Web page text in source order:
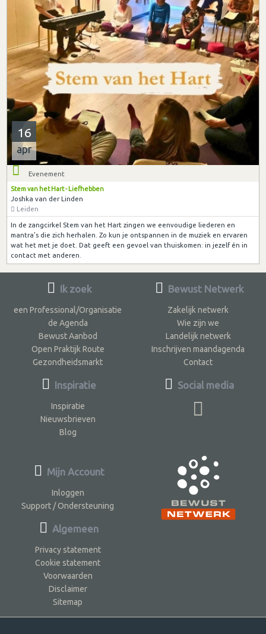
16
apr
Evenement
Stem van het Hart - Liefhebben
Joshka van der Linden
Leiden
In de zangcirkel Stem van het Hart zingen we eenvoudige liederen en
mantra’s die zich herhalen. Zo kun je ontspannen in de muziek en ervaren
wat het met je doet. Dat geeft een gevoel van thuiskomen: in jezelf én in
contact met anderen.
Ik zoek
een Professional/Organisatie
de Agenda
Bewust Aanbod
Open Praktijk Route
Gezondheidsmarkt
Inspiratie
Inspiratie
Nieuwsbrieven
Blog
Bewust Netwerk
Zakelijk netwerk
Wie zijn we
Landelijk netwerk
Inschrijven maandagenda
Contact
Social media
Mijn Account
Inloggen
Support / Ondersteuning
Algemeen
Privacy statement
Cookie statement
Voorwaarden
Disclaimer
Sitemap